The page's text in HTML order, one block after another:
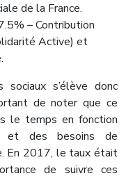
de la France.
– Contribution
Active) et
s’élève donc
de noter que ce
le temps en fonction
et des besoins de
En 2017, le taux était
de suivre ces